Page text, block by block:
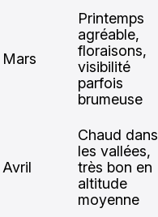
Mars
Printemps
agréable,
floraisons,
visibilité
parfois
brumeuse
Avril
Chaud dans
les vallées,
très bon en
altitude
moyenne